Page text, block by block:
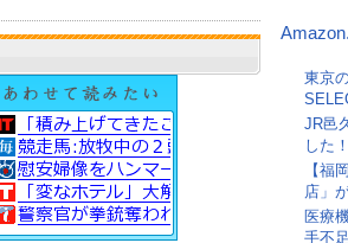
東京
JR邑
した
【福
店」
医療
手不